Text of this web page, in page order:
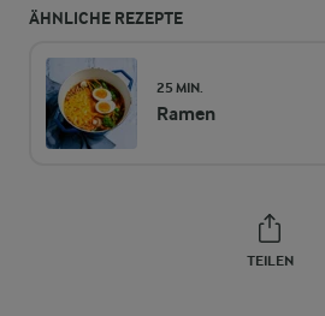
ÄHNLICHE REZEPTE
25 MIN.
Ramen
TEILEN